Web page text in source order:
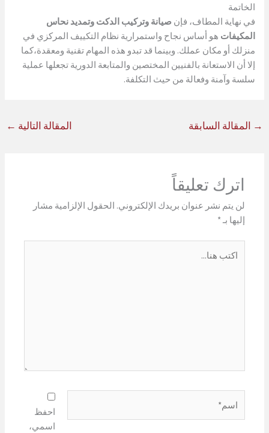
الخاتمة
في نهاية المطاف، فإنصيانة وتركيب الدكت وتمديد نحاس
المكيفات هو أساس نجاح واستمرارية نظام التكييف المركزي في
منزلك أو مكان عملك. وبينما قد تبدو هذه المهام تقنية ومعقدة،كما
إلا أن الاستعانة بالفنيين المختصين والمتابعة الدورية تجعلها عملية
سلسة وآمنة وفعالة من حيث التكلفة.
→ المقالة السابقة المقالة التالية ←
اترك تعليقاً
لن يتم نشر عنوان بريدك الإلكتروني. الحقول الإلزامية مشار
إليها بـ *
هنا...
احفظ
اسمي،